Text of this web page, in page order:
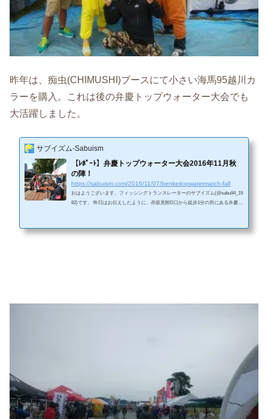
昨年は、痴虫(CHIMUSHI)ブースにて小さい海馬95越川カ
ラーを購入。これは後の弁慶トップウォーター大会でも
大活躍しました。
サブイズム-Sabuism
【ﾚﾎﾟｰﾄ】弁慶トップウォーター大会2016年11月秋
の陣！
https://sabuism.com/2016/11/07/benkeitopwatermatch-fall
おはようございます。フィッシングトランスレーターのサブイズム(@sabu94_19
82)です。 昨日はお伝えしたように、赤坂見附D口から徒歩1分の所にある弁慶フ